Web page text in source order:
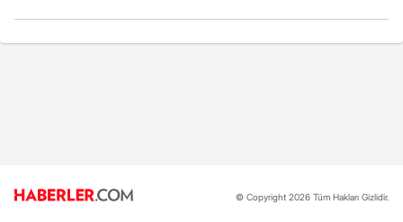
© Copyright 2026 Tüm Hakları Gizlidir.